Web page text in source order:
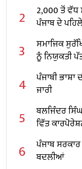
2
2,000 ਤੋਂ ਵੱਧ
ਪੰਜਾਬ ਦੇ
3
ਸਮਾਜਿਕ
ਨੂੰ ਨਿਯੁਕਤੀ
4
ਪੰਜਾਬੀ
ਜਾਰੀ
5
ਬਲਜਿੰਦਰ
ਵਿੱਤ
6
ਪੰਜਾਬ
ਬਦਲੀਆਂ